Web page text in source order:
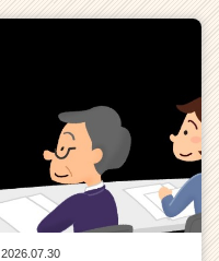
2026.07.30